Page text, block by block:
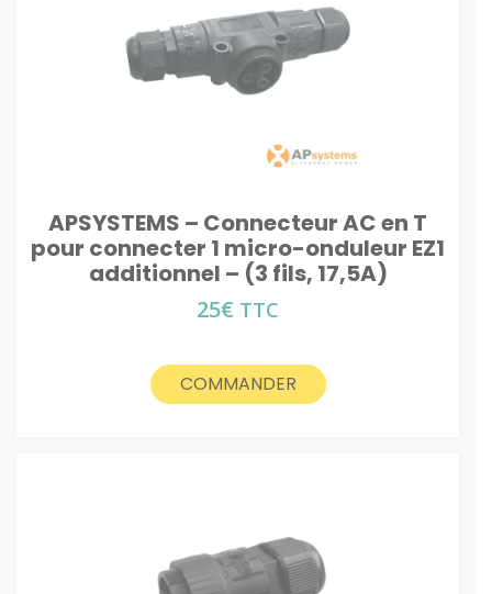
APSYSTEMS – Connecteur AC en T
pour connecter 1 micro-onduleur EZ1
additionnel – (3 fils, 17,5A)
25€ TTC
COMMANDER